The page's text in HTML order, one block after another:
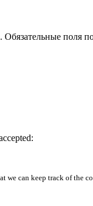
Обязательные поля
we can keep track of the